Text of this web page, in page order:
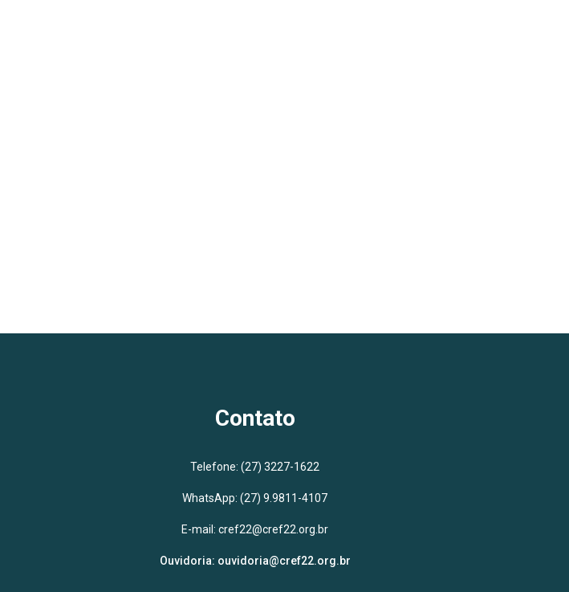
Contato
Telefone:(27) 3227-1622
WhatsApp:(27) 9.9811-4107
E-mail:cref22@cref22.org.br
Ouvidoria: ouvidoria@cref22.org.br